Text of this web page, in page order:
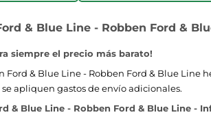
& Blue Line - Robben Ford &
siempre el precio más barato!
Ford & Blue Line - Robben Ford & Blue Line
apliquen gastos de envío adicionales.
& Blue Line - Robben Ford & Blue Line -